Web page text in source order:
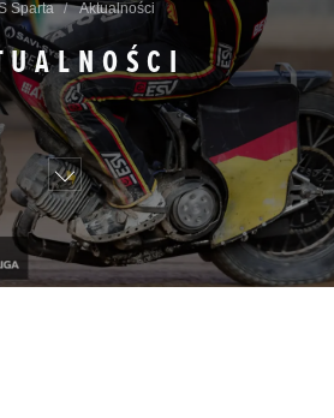
Sparta Aktualności